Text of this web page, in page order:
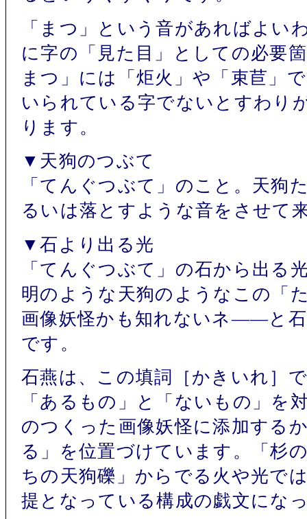
「まつ」という音があればよい
に字の「見た目」としての必要
まつ」には「炬火」や「束苣」
いられている字でないとすわり
ります。
▼天狗のつぶて
「てんぐつぶて」のこと。天狗
るいは落とすような音をさせて
▼石より出る光
「てんぐつぶて」の石から出る
明のような天狗のようなこの「
画像妖怪かも知れないネ――と
です。
石燕は、この填詞［かきいれ］
「あるもの」と「ないもの」を
のつくった画像妖怪に添加する
る」を位置づけています。「杉
ちの天狗礫」からでる火や光で
提となっている構成の戯文にな